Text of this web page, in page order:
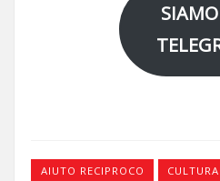
AIUTO RECIPROCO